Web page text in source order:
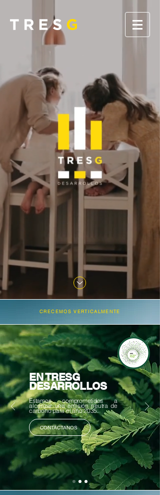
CRECEMOS VERTICALMENTE
EN TRESG
DESARROLLOS
Estamos comprometidos a
alcanzar una emisión neutra de
carbono para el año 2035.
CONTÁCTANOS